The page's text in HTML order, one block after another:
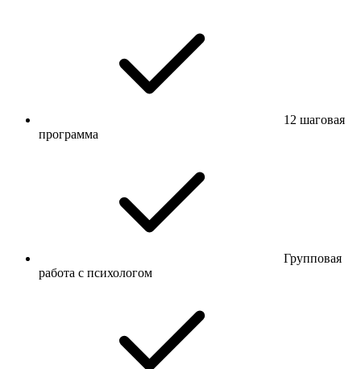
12 шаговая
программа
Групповая
работа с психологом